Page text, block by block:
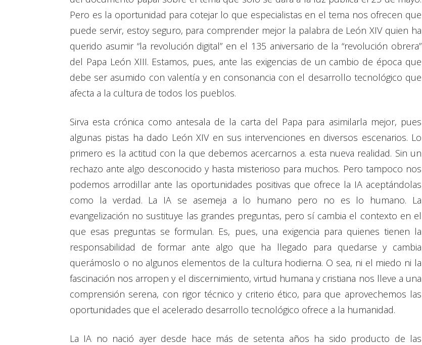
Pero es la oportunidad para cotejar lo que especialistas en el tema nos ofrecen que
puede servir, estoy seguro, para comprender mejor la palabra de León XIV quien ha
querido asumir “la revolución digital” en el 135 aniversario de la “revolución obrera”
del Papa León XIII. Estamos, pues, ante las exigencias de un cambio de época que
debe ser asumido con valentía y en consonancia con el desarrollo tecnológico que
afecta a la cultura de todos los pueblos.
Sirva esta crónica como antesala de la carta del Papa para asimilarla mejor, pues
algunas pistas ha dado León XIV en sus intervenciones en diversos escenarios. Lo
primero es la actitud con la que debemos acercarnos a. esta nueva realidad. Sin un
rechazo ante algo desconocido y hasta misterioso para muchos. Pero tampoco nos
podemos arrodillar ante las oportunidades positivas que ofrece la IA aceptándolas
como la verdad. La IA se asemeja a lo humano pero no es lo humano. La
evangelización no sustituye las grandes preguntas, pero sí cambia el contexto en el
que esas preguntas se formulan. Es, pues, una exigencia para quienes tienen la
responsabilidad de formar ante algo que ha llegado para quedarse y cambia
querámoslo o no algunos elementos de la cultura hodierna. O sea, ni el miedo ni la
fascinación nos arropen y el discernimiento, virtud humana y cristiana nos lleve a una
comprensión serena, con rigor técnico y criterio ético, para que aprovechemos las
oportunidades que el acelerado desarrollo tecnológico ofrece a la humanidad.
La IA no nació ayer desde hace más de setenta años ha sido producto de las